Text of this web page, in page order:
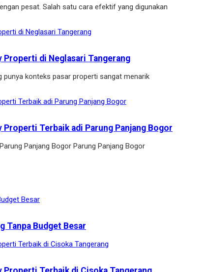
pesat. Salah satu cara efektif yang digunakan
di Neglasari Tangerang
punya konteks pasar properti sangat menarik
Terbaik adi Parung Panjang Bogor
Panjang Bogor Parung Panjang Bogor
Tanpa Budget Besar